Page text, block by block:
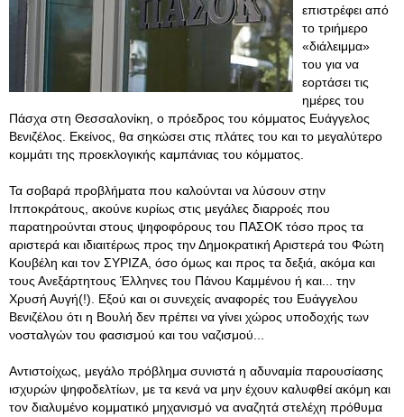
επιστρέφει από
το τριήμερο
«διάλειμμα»
του για να
εορτάσει τις
ημέρες του
Πάσχα στη Θεσσαλονίκη, ο πρόεδρος του κόμματος Ευάγγελος
Βενιζέλος. Εκείνος, θα σηκώσει στις πλάτες του και το μεγαλύτερο
κομμάτι της προεκλογικής καμπάνιας του κόμματος.
Τα σοβαρά προβλήματα που καλούνται να λύσουν στην
Ιπποκράτους, ακούνε κυρίως στις μεγάλες διαρροές που
παρατηρούνται στους ψηφοφόρους του ΠΑΣΟΚ τόσο προς τα
αριστερά και ιδιαιτέρως προς την Δημοκρατική Αριστερά του Φώτη
Κουβέλη και τον ΣΥΡΙΖΑ, όσο όμως και προς τα δεξιά, ακόμα και
τους Ανεξάρτητους Έλληνες του Πάνου Καμμένου ή και... την
Χρυσή Αυγή(!). Εξού και οι συνεχείς αναφορές του Ευάγγελου
Βενιζέλου ότι η Βουλή δεν πρέπει να γίνει χώρος υποδοχής των
νοσταλγών του φασισμού και του ναζισμού...
Αντιστοίχως, μεγάλο πρόβλημα συνιστά η αδυναμία παρουσίασης
ισχυρών ψηφοδελτίων, με τα κενά να μην έχουν καλυφθεί ακόμη και
τον διαλυμένο κομματικό μηχανισμό να αναζητά στελέχη πρόθυμα